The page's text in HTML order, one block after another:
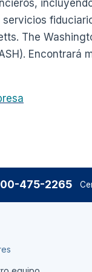
The
475-2265